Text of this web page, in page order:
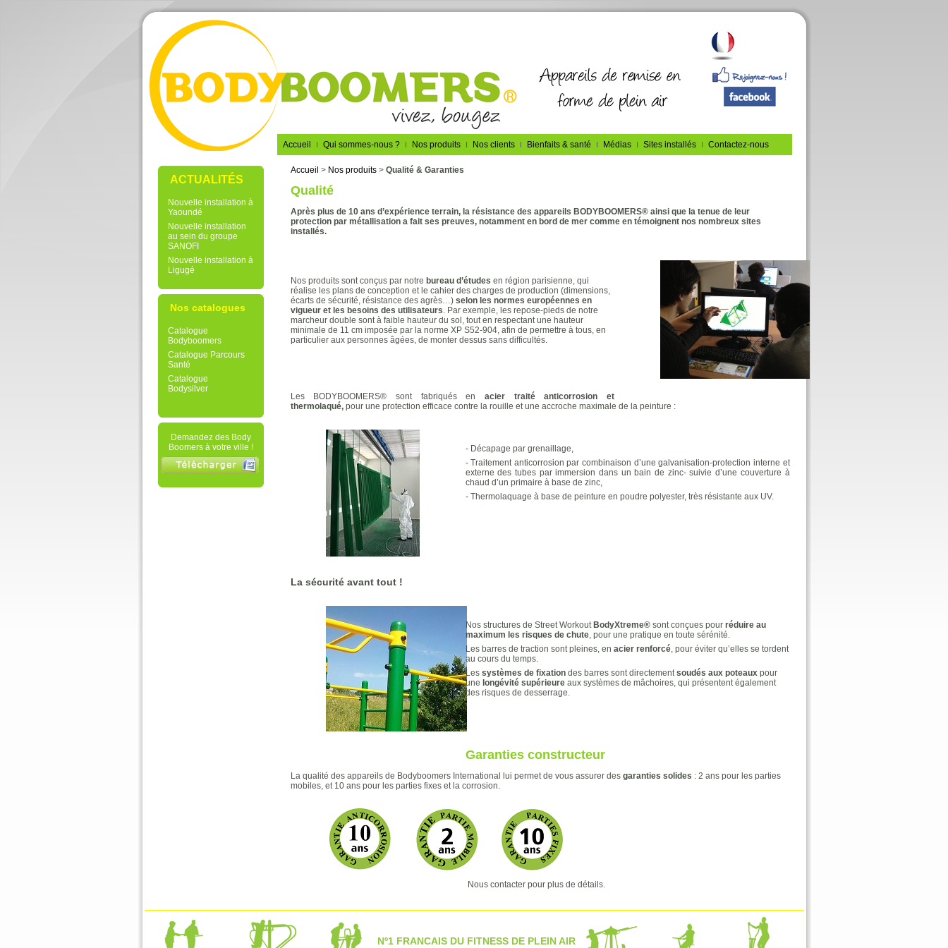
Accueil Qui sommes-nous ? Nos produits Nos clients Bienfaits & santé Médias Sites installés Contactez-nous
ACTUALITÉS
Nouvelle installation à
Yaoundé
Nouvelle installation
au sein du groupe
SANOFI
Nouvelle installation à
Ligugé
Nos catalogues
Catalogue
Bodyboomers
Catalogue Parcours
Santé
Catalogue
Bodysilver
Demandez des Body
Boomers à votre ville !
Accueil > Nos produits> Qualité & Garanties
Qualité
Après plus de 10 ans d’expérience terrain, la résistance des appareils BODYBOOMERS® ainsi que la tenue de leur
protection par métallisation a fait ses preuves, notamment en bord de mer comme en témoignent nos nombreux sites
installés.
Nos produits sont conçus par notre bureau d’études en région parisienne, qui
réalise les plans de conception et le cahier des charges de production (dimensions,
écarts de sécurité, résistance des agrès…) selon les normes européennes en
vigueur et les besoins des utilisateurs. Par exemple, les repose-pieds de notre
marcheur double sont à faible hauteur du sol, tout en respectant une hauteur
minimale de 11 cm imposée par la norme XP S52-904, afin de permettre à tous, en
particulier aux personnes âgées, de monter dessus sans difficultés.
Les BODYBOOMERS® sont fabriqués en
acier traité anticorrosion et
thermolaqué, pour une protection efficace contre la rouille et une accroche maximale de la peinture :
- Décapage par grenaillage,
- Traitement anticorrosion par combinaison d’une galvanisation-protection interne et
externe des tubes par immersion dans un bain de zinc- suivie d’une couverture à
chaud d’un primaire à base de zinc,
- Thermolaquage à base de peinture en poudre polyester, très résistante aux UV.
La sécurité avant tout !
Nos structures de Street Workout BodyXtreme® sont conçues pourréduire au
maximum les risques de chute, pour une pratique en toute sérénité.
Les barres de traction sont pleines, enacier renforcé, pour éviter qu’elles se tordent
au cours du temps.
Lessystèmes de fixation des barres sont directementsoudés aux poteaux pour
une longévité supérieure aux systèmes de mâchoires, qui présentent également
des risques de desserrage.
Garanties constructeur
La qualité des appareils de Bodyboomers International lui permet de vous assurer des garanties solides : 2 ans pour les parties
mobiles, et 10 ans pour les parties fixes et la corrosion.
Nous contacter pour plus de détails.
Nº1 FRANCAIS DU FITNESS DE PLEIN AIR